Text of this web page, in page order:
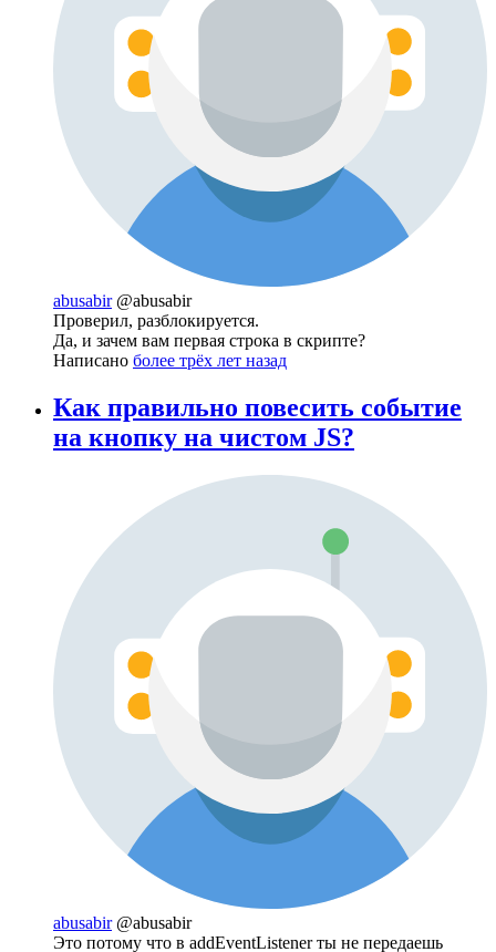
abusabir @abusabir
Проверил, разблокируется.
Да, и зачем вам первая строка в скрипте?
Написано более трёх лет назад
Как правильно повесить событие
на кнопку на чистом JS?
abusabir @abusabir
Это потому что в addEventListener ты не передаешь